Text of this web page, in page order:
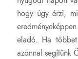
hogy úgy érzi,
eladó. Ha
azonnal segítünk